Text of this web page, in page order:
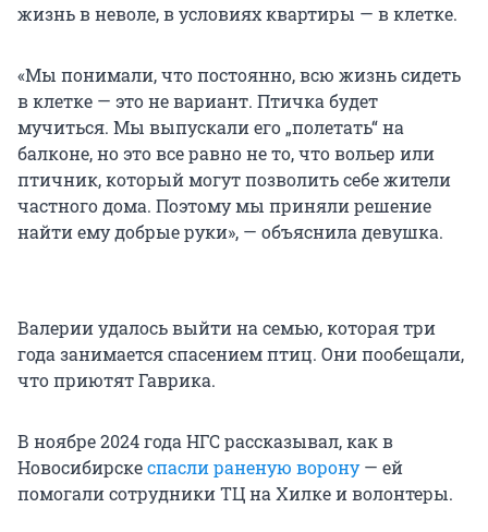
жизнь в неволе, в условиях квартиры — в клетке.
«Мы понимали, что постоянно, всю жизнь сидеть
в клетке — это не вариант. Птичка будет
мучиться. Мы выпускали его „полетать“ на
балконе, но это все равно не то, что вольер или
птичник, который могут позволить себе жители
частного дома. Поэтому мы приняли решение
найти ему добрые руки», — объяснила девушка.
Валерии удалось выйти на семью, которая три
года занимается спасением птиц. Они пообещали,
что приютят Гаврика.
В ноябре 2024 года НГС рассказывал, как в
Новосибирскеспасли раненую ворону— ей
помогали сотрудники ТЦ на Хилке и волонтеры.